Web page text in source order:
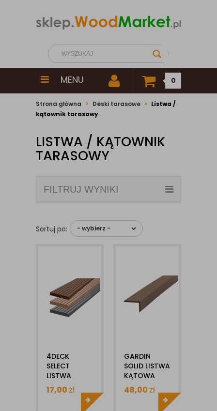
MENU 0
Strona główna Deski tarasowe
Listwa /
kątownik tarasowy
LISTWA / KĄTOWNIK
TARASOWY
FILTRUJ WYNIKI
Sortuj po:
4DECK
SELECT
LISTWA
COKOŁOWA
10X70MM 1MB
17,00 zł
GARDIN
SOLID LISTWA
KĄTOWA
WYKOŃCZENIOWA
KOMPOZYTOWA
40X60X3000MM
48,00 zł